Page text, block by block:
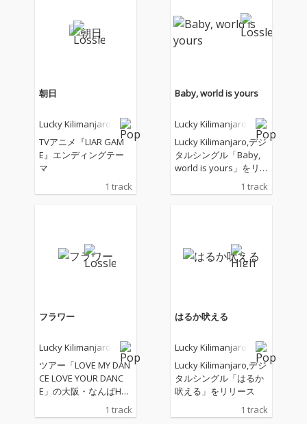
朝日
Lucky Kilimanjaro
TVアニメ『LIAR GAM
E』エンディングテー
マ
1 track
Baby, world is yours
Lucky Kilimanjaro
Lucky Kilimanjaro,デジ
タルシングル「Baby,
world is yours」をリ
1 track
フラワー
Lucky Kilimanjaro
ツアー「LOVE MY DAN
CE LOVE YOUR DANC
E」の大阪・なんばHat
ch公演(10/25)と岡山・
CRAZY MAMA KINGDO
1 track
はるか吠える
Lucky Kilimanjaro
Lucky Kilimanjaro,デジ
タルシングル「はるか
吠える」をリリース
1 track